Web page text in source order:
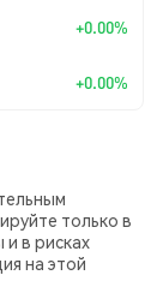
+0.00%
+0.00%
только в
в рисках
на этой